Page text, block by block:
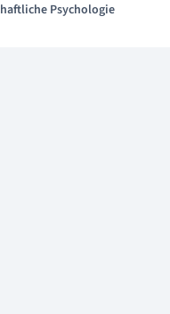
Psychologie